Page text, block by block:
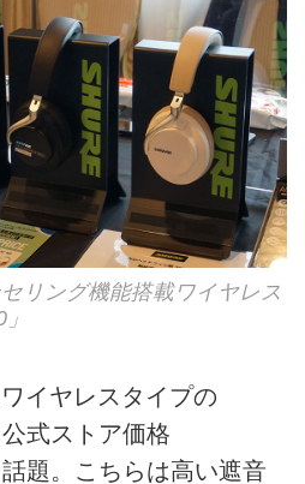
リング機能搭載ワイヤレス
イヤレスタイプの
式ストア価格
題。こちらは高い遮音